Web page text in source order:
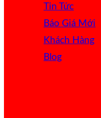
Tin Tức
Báo Giá
Khách Hàng
Blog